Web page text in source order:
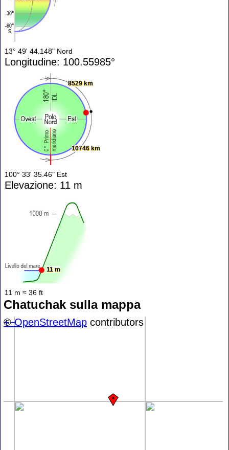
13° 49' 44.148" Nord
Longitudine: 100.55985°
10746 km
8529 km
100° 33' 35.46" Est
Elevazione: 11 m
11 m
11 m ≈ 36 ft
Chatuchak sulla mappa
+−
©OpenStreetMap contributors